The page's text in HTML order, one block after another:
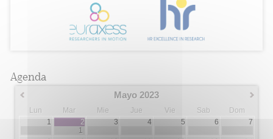
Agenda
Mayo 2023
Lun Mar Mie Jue Vie Sab
Dom
1
2
1
3 4 5 6 7